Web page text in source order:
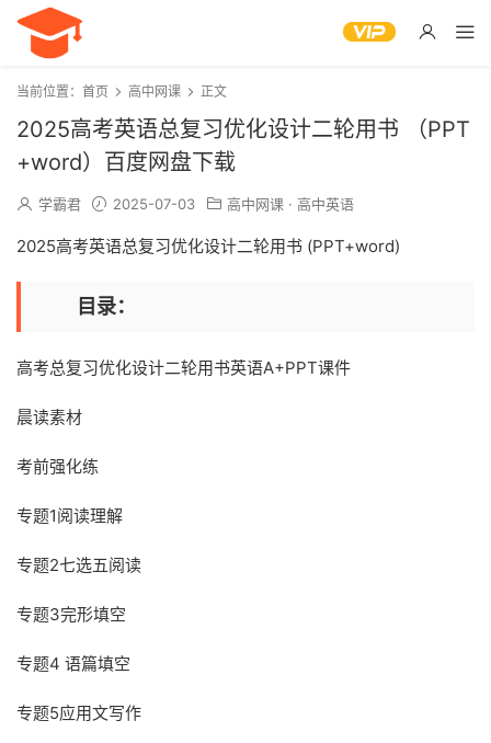
当前位置： 首页 高中网课 正文
2025高考英语总复习优化设计二轮用书 （PPT
+word）百度网盘下载
学霸君 2025-07-03 高中网课 · 高中英语
2025高考英语总复习优化设计二轮用书 (PPT+word)
目录：
高考总复习优化设计二轮用书英语A+PPT课件
晨读素材
考前强化练
专题1阅读理解
专题2七选五阅读
专题3完形填空
专题4 语篇填空
专题5应用文写作